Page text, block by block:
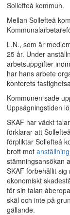
Sollefteå kommun.
Mellan Sollefteå
L.N., som är
25 år. Under
arbetsuppgifter
har hans arbete
kontorets
Kommunen sade
Uppsägningstiden
SKAF har väckt
förklarar att
förpliktar Sollefteå
brott mot
stämningsansökan
SKAF förbehållit
ekonomiskt
för sin talan
skäl och inte på
gällande.